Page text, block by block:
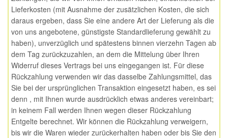
Lieferkosten (mit Ausnahme der zusätzlichen Kosten, die sich
daraus ergeben, dass Sie eine andere Art der Lieferung als die
von uns angebotene, günstigste Standardlieferung gewählt zu
haben), unverzüglich und spätestens binnen vierzehn Tagen ab
dem Tag zurückzuzahlen, an dem die Mittelung über Ihren
Widerruf dieses Vertrags bei uns eingegangen ist. Für diese
Rückzahlung verwenden wir das dasselbe Zahlungsmittel, das
Sie bei der ursprünglichen Transaktion eingesetzt haben, es sei
denn , mit Ihnen wurde ausdrücklich etwas anderes vereinbart;
in keinem Fall werden Ihnen wegen dieser Rückzahlung
Entgelte berechnet. Wir können die Rückzahlung verweigern,
bis wir die Waren wieder zurückerhalten haben oder bis Sie den